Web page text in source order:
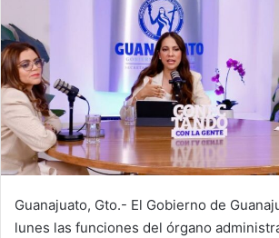
Guanajuato, Gto.- El Gobierno de
lunes las funciones del órgano